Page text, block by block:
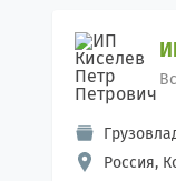
Россия,